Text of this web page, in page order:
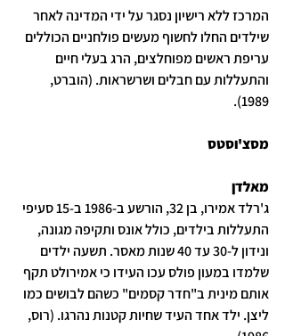
המרכז ללא רישיון נסגר על ידי המדינה לאחר
שילדים החלו לחשוף מעשים פולחניים הכוללים
עריפת ראשים מפוחלצים, הרג בעלי חיים
והתעללות עם חבלים ושרשראות. (הוברט,
1989).
מסצ'וסטס
מאלדן
ג'רלד אמירו, בן 32, הורשע ב-1986 ב-15 סעיפי
התעללות בילדים, כולל אונס ותקיפה מגונה,
ונידון ל-30 עד 40 שנות מאסר. תשעה ילדים
שלמדו במעון פולס עכו העידו כי אמירולט תקף
אותם מינית ב"חדר קסמים" כשהם לבושים כמו
ליצן. ילד אחד העיד שחיות קטנות נהרגו. (רוס,